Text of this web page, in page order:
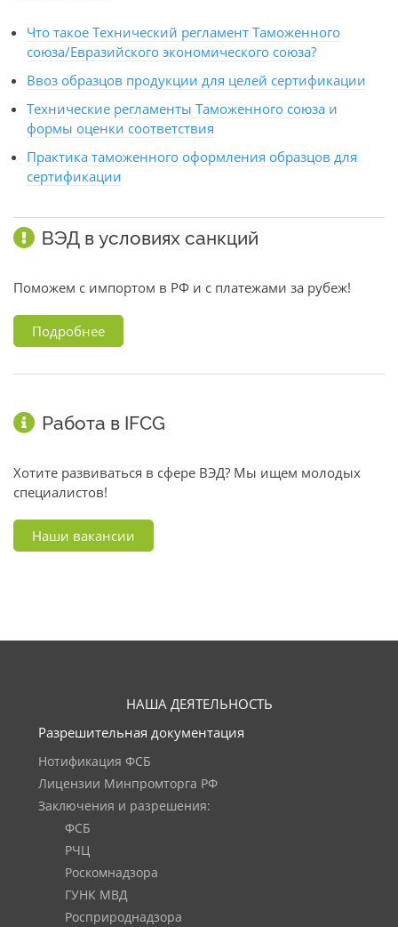
Что такое Технический регламент Таможенного
союза/Евразийского экономического союза?
Ввоз образцов продукции для целей сертификации
Технические регламенты Таможенного союза и
формы оценки соответствия
Практика таможенного оформления образцов для
сертификации
ВЭД в условиях санкций
Поможем с импортом в РФ и с платежами за рубеж!
Подробнее
Работа в IFCG
Хотите развиваться в сфере ВЭД? Мы ищем молодых
специалистов!
Наши вакансии
НАША ДЕЯТЕЛЬНОСТЬ
Разрешительная документация
Нотификация ФСБ
Лицензии Минпромторга РФ
Заключения и разрешения:
ФСБ
РЧЦ
Роскомнадзора
ГУНК МВД
Росприроднадзора